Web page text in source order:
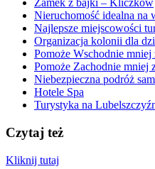
Zamek z bajki – Kliczków
Nieruchomość idealna na
Najlepsze miejscowości
Organizacja kolonii dla
Pomoże Wschodnie mniej
Pomoże Zachodnie mniej
Niebezpieczna podróż
Hotele Spa
Turystyka na
Czytaj też
Kliknij tutaj